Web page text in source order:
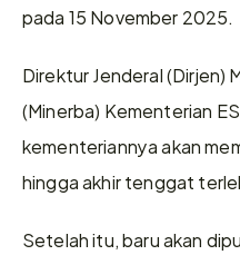
pada 15 November 2025.
Direktur Jenderal (Dirjen)
(Minerba) Kementerian
kementeriannya akan
hingga akhir tenggat
Setelah itu, baru akan